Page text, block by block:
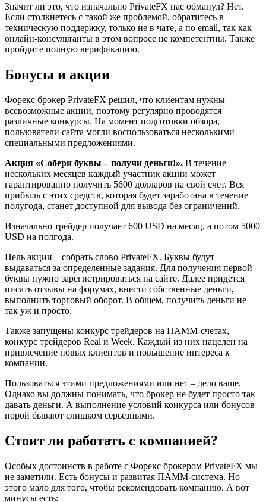
Значит ли это, что изначально PrivateFX нас обманул? Нет.
Если столкнетесь с такой же проблемой, обратитесь в
техническую поддержку, только не в чате, а по email, так как
онлайн-консультанты в этом вопросе не компетентны. Также
пройдите полную верификацию.
Бонусы и акции
Форекс брокер PrivateFX решил, что клиентам нужны
всевозможные акции, поэтому регулярно проводятся
различные конкурсы. На момент подготовки обзора,
пользователи сайта могли воспользоваться несколькими
специальными предложениями.
Акция «Собери буквы – получи деньги!». В течение
нескольких месяцев каждый участник акции может
гарантированно получить 5600 долларов на свой счет. Вся
прибыль с этих средств, которая будет заработана в течение
полугода, станет доступной для вывода без ограничений.
Изначально трейдер получает 600 USD на месяц, а потом 5000
USD на полгода.
Цель акции – собрать слово PrivateFX. Буквы будут
выдаваться за определенные задания. Для получения первой
буквы нужно зарегистрироваться на сайте. Далее придется
писать отзывы на форумах, внести собственные деньги,
выполнить торговый оборот. В общем, получить деньги не
так уж и просто.
Также запущены конкурс трейдеров на ПАММ-счетах,
конкурс трейдеров Real и Week. Каждый из них нацелен на
привлечение новых клиентов и повышение интереса к
компании.
Пользоваться этими предложениями или нет – дело ваше.
Однако вы должны понимать, что брокер не будет просто так
давать деньги. А выполнение условий конкурса или бонусов
порой бывают слишком серьезными.
Стоит ли работать с компанией?
Особых достоинств в работе с Форекс брокером PrivateFX мы
не заметили. Есть бонусы и развитая ПАММ-система. Но
этого мало для того, чтобы рекомендовать компанию. А вот
минусы есть: